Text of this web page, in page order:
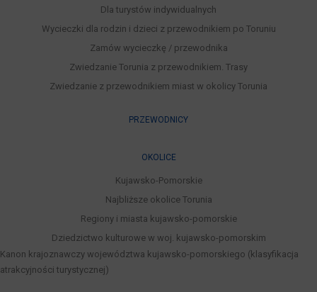
Dla turystów indywidualnych
Wycieczki dla rodzin i dzieci z przewodnikiem po Toruniu
Zamów wycieczkę / przewodnika
Zwiedzanie Torunia z przewodnikiem. Trasy
Zwiedzanie z przewodnikiem miast w okolicy Torunia
PRZEWODNICY
OKOLICE
Kujawsko-Pomorskie
Najbliższe okolice Torunia
Regiony i miasta kujawsko-pomorskie
Dziedzictwo kulturowe w woj. kujawsko-pomorskim
Kanon krajoznawczy województwa kujawsko-pomorskiego (klasyfikacja
atrakcyjności turystycznej)